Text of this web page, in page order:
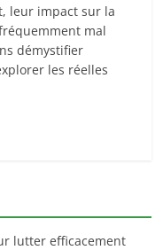
leur impact sur la
mal
démystifier
les réelles
lutter efficacement